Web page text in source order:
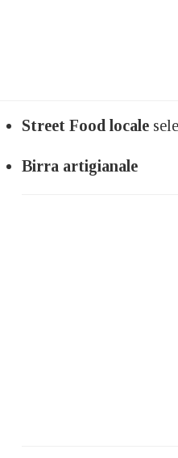
Street Food locale
Birra artigianale